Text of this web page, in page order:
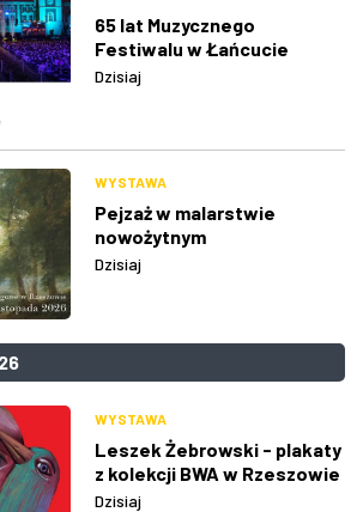
65 lat Muzycznego
Festiwalu w Łańcucie
Dzisiaj
WYSTAWA
Pejzaż w malarstwie
nowożytnym
Dzisiaj
WYSTAWA
Leszek Żebrowski - plakaty
z kolekcji BWA w Rzeszowie
Dzisiaj